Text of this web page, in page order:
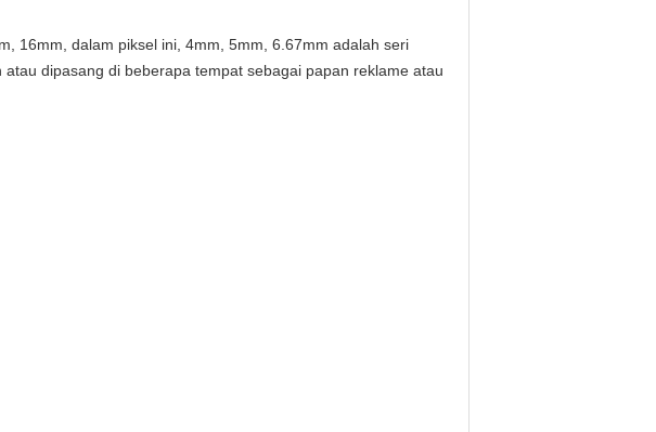
16mm, dalam piksel ini, 4mm, 5mm, 6.67mm adalah seri
dipasang di beberapa tempat sebagai papan reklame atau